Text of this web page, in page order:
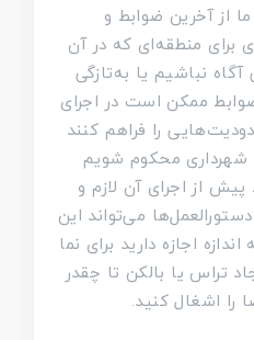
از آخرین ضوابط و
برای منطقه‌ای که در آن
نباشیم یا به‌تازگی
ممکن است در اجرای
را فراهم کنند
شهرداری محکوم شویم
پیش از اجرای آن لازم و
می‌تواند این
اجازه دارید برای نما
تراس یا بالکن تا چقدر
را اشغال کنید.